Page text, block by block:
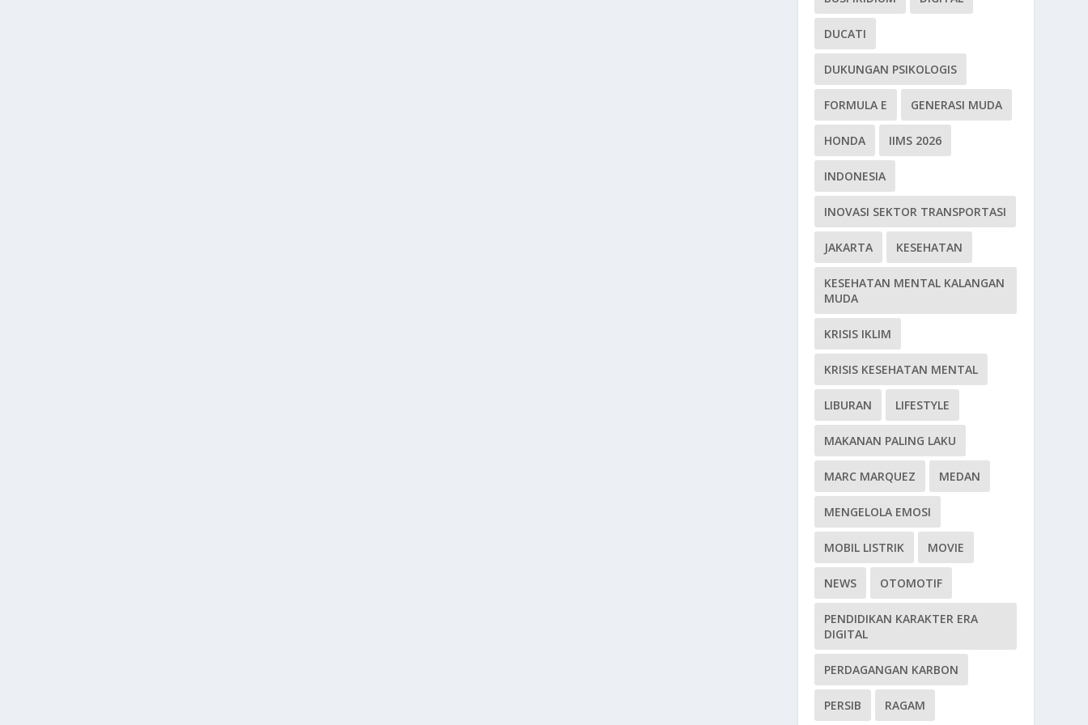
DUCATI
DUKUNGAN PSIKOLOGIS
FORMULA E GENERASI MUDA
HONDA IIMS 2026
INDONESIA
INOVASI SEKTOR TRANSPORTASI
JAKARTA KESEHATAN
KESEHATAN MENTAL KALANGAN
MUDA
KRISIS IKLIM
KRISIS KESEHATAN MENTAL
LIBURAN LIFESTYLE
MAKANAN PALING LAKU
MARC MARQUEZ MEDAN
MENGELOLA EMOSI
MOBIL LISTRIK MOVIE
NEWS OTOMOTIF
PENDIDIKAN KARAKTER ERA
DIGITAL
PERDAGANGAN KARBON
PERSIB RAGAM